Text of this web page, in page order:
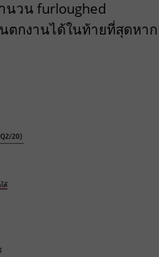
นวน furloughed
ตกงานได้ในท้ายที่สุดหาก